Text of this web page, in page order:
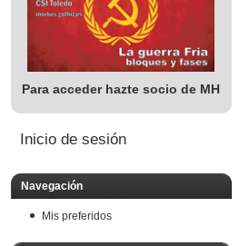
Para acceder hazte socio de MH
Inicio de sesión
Navegación
Mis preferidos